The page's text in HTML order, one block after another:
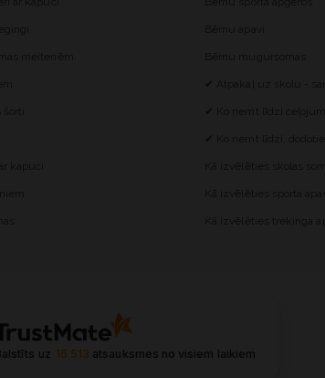
uz 15 513 atsauksmes no visiem laikiem